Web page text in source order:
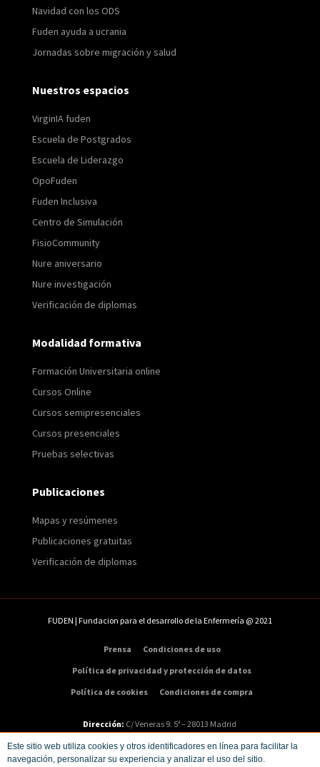
Este sitio web utiliza cookies y otros identificadores en línea para facilitar la
navegación, personalizar su experiencia y analizar el uso del sitio.
Navidad con los ODS
Fuden ayuda a ucrania
Jornadas sobre migración y salud
Nuestros espacios
VirginIA fuden
Escuela de Postgrados
Escuela de Liderazgo
OpoFuden
Fuden Inclusiva
Centro de Simulación
FisioCommunity
Nure aniversario
Nure investigación
Verificación de diplomas
Modalidad formativa
Formación Universitaria online
Cursos Online
Cursos semipresenciales
Cursos presenciales
Pruebas selectivas
Publicaciones
Mapas y resúmenes
Publicaciones gratuitas
Verificación de diplomas
FUDEN | Fundacion para el desarrollo de la Enfermería @ 2021
Prensa
Condiciones de uso
Política de privacidad y protección de datos
Política de cookies
Condiciones de compra
Dirección: C/ Veneras 9. 5ª – 28013 Madrid
Teléfono:91 547 48 81|Email:info@fuden.es